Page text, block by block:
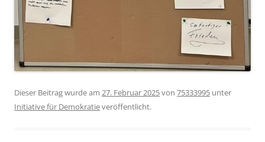
Dieser Beitrag wurde am 27. Februar 2025von 75333995 unter
Initiative für Demokratieveröffentlicht.